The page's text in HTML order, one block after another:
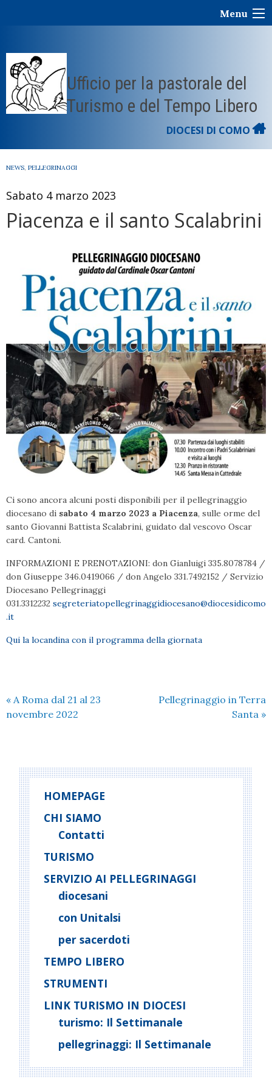
Menu
Ufficio per la pastorale del
Turismo e del Tempo Libero
DIOCESI DI COMO
NEWS, PELLEGRINAGGI
Sabato 4 marzo 2023
Piacenza e il santo Scalabrini
Ci sono ancora alcuni posti disponibili per il pellegrinaggio
diocesano di sabato 4 marzo 2023 a Piacenza, sulle orme del
santo Giovanni Battista Scalabrini, guidato dal vescovo Oscar
card. Cantoni.
INFORMAZIONI E PRENOTAZIONI: don Gianluigi 335.8078784 /
don Giuseppe 346.0419066 / don Angelo 331.7492152 / Servizio
Diocesano Pellegrinaggi
031.3312232 segreteriatopellegrinaggidiocesano@diocesidicomo
.it
Qui la locandina con il programma della giornata
« A Roma dal 21 al 23
novembre 2022
Pellegrinaggio in Terra
Santa »
HOMEPAGE
CHI SIAMO
Contatti
TURISMO
SERVIZIO AI PELLEGRINAGGI
diocesani
con Unitalsi
per sacerdoti
TEMPO LIBERO
STRUMENTI
LINK TURISMO IN DIOCESI
turismo: Il Settimanale
pellegrinaggi: Il Settimanale